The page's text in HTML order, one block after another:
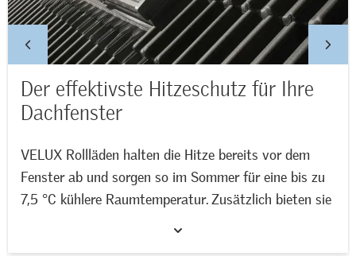
Der effektivste Hitzeschutz für Ihre
Dachfenster
VELUX Rollläden halten die Hitze bereits vor dem
Fenster ab und sorgen so im Sommer für eine bis zu
7,5 °C kühlere Raumtemperatur. Zusätzlich bieten sie